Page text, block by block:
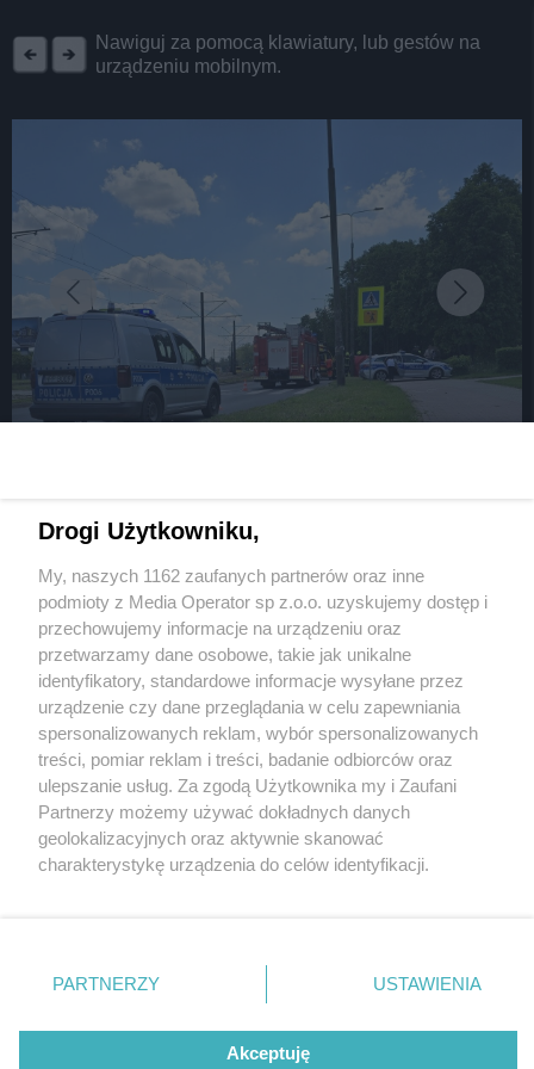
Nawiguj za pomocą klawiatury, lub gestów na
urządzeniu mobilnym.
Śmierć na pasach. 75-latek przejechał 74-latkę na
przejściu dla pieszych. Czy starsi kierowcy
stanowią niebezpieczeństwo?
2 / 3
Będzin-Małobądz.
Śmiertelne potrącenie
seniorki przez seniora na
przejściu dla pieszych przy
Wydawca mediów lokalnych
Nie zapomnij
zapoznać się z:
polityką prywatności
Twojemiasto
Piekary Śląskie
Chorzów
Tarnowskie Góry
Gliwice
Skontakuj sięz nami
Kontakt
Redakcja
Newsletter
Drogi Użytkowniku,
My, naszych 1162 zaufanych partnerów oraz inne
podmioty z Media Operator sp z.o.o. uzyskujemy dostęp i
przechowujemy informacje na urządzeniu oraz
przetwarzamy dane osobowe, takie jak unikalne
identyfikatory, standardowe informacje wysyłane przez
urządzenie czy dane przeglądania w celu zapewniania
spersonalizowanych reklam, wybór spersonalizowanych
treści, pomiar reklam i treści, badanie odbiorców oraz
ulepszanie usług. Za zgodą Użytkownika my i Zaufani
Partnerzy możemy używać dokładnych danych
geolokalizacyjnych oraz aktywnie skanować
charakterystykę urządzenia do celów identyfikacji.
zmienić/wycofać klikając przycisk ustawień prywatności
znajdujący się w lewym dolnym rogu strony
rodzaje przetwarzania danych nie wymagają zgody
użytkownika, ale masz prawo sprzeciwić się takiemu
PARTNERZY USTAWIENIA
Akceptuję